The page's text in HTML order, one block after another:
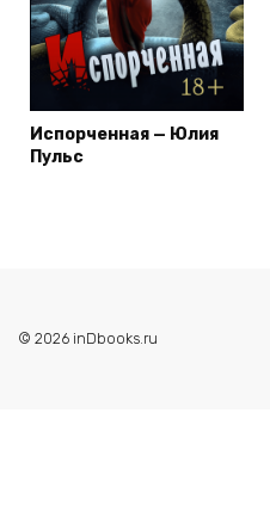
Испорченная — Юлия
Пульс
© 2026 inDbooks.ru